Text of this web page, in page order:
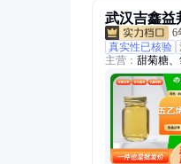
武汉吉鑫益
6
真实性已核验
主营： 甜菊糖、
烯、单甲醚、
7783-40-6、磷
甘油、二聚酸